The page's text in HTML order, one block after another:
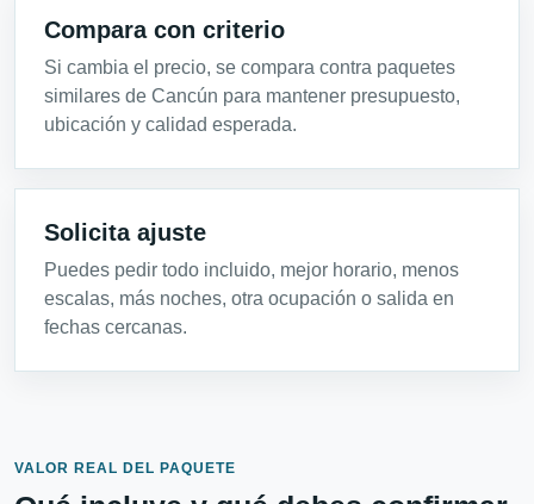
Compara con criterio
Si cambia el precio, se compara contra paquetes
similares de Cancún para mantener presupuesto,
ubicación y calidad esperada.
Solicita ajuste
Puedes pedir todo incluido, mejor horario, menos
escalas, más noches, otra ocupación o salida en
fechas cercanas.
VALOR REAL DEL PAQUETE